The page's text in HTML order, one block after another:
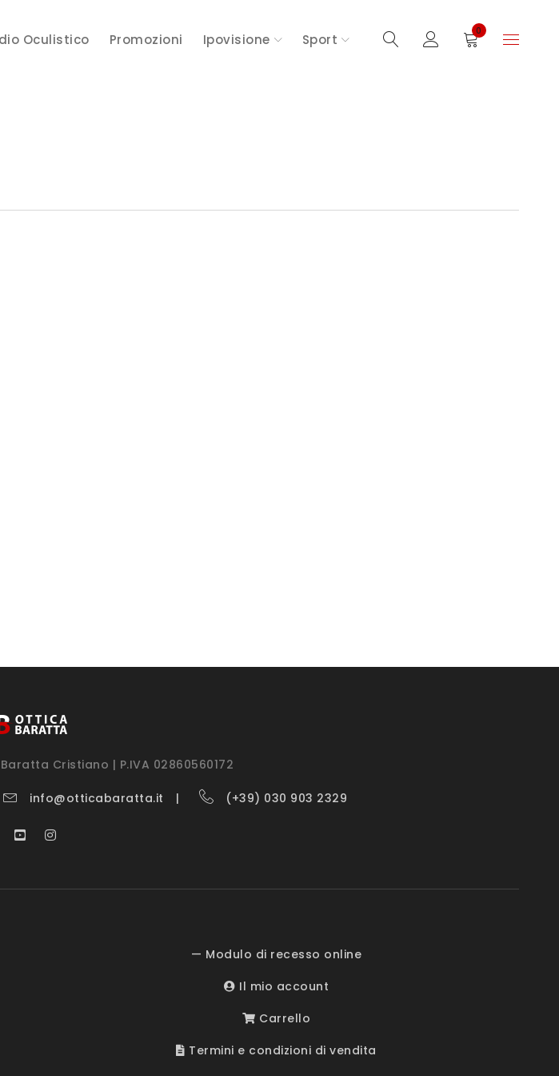
Oculistico Promozioni Ipovisione Sport
0
Cristiano | P.IVA 02860560172
info@otticabaratta.it (+39) 030 903 2329
— Modulo di recesso online
Il mio account
Carrello
Termini e condizioni di vendita